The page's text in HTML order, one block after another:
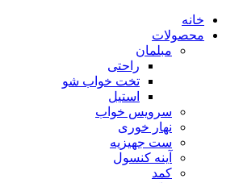
خانه
محصولات
مبلمان
راحتی
تخت خواب شو
استیل
سرویس خواب
نهار خوری
ست جهیزیه
آینه کنسول
کمد